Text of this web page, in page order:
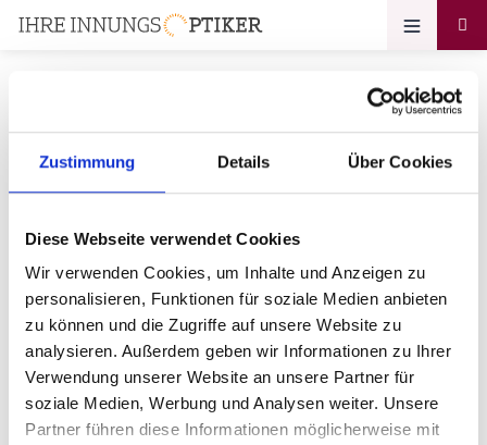
Zustimmung Details Über Cookies
Diese Webseite verwendet Cookies
Wir verwenden Cookies, um Inhalte und Anzeigen zu
personalisieren, Funktionen für soziale Medien anbieten
zu können und die Zugriffe auf unsere Website zu
analysieren. Außerdem geben wir Informationen zu Ihrer
Verwendung unserer Website an unsere Partner für
soziale Medien, Werbung und Analysen weiter. Unsere
Partner führen diese Informationen möglicherweise mit
Ihr Zugang zum
Augenoptik Schätzing
Bitte geben Sie Ihr Passwort ein: